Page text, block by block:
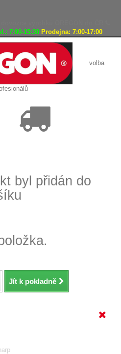
7:00-15:30 Prodejna: 7:00-17:00
volba
byl přidán do
Jít k pokladně